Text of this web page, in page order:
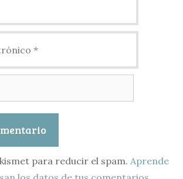
para reducir el spam. Aprende